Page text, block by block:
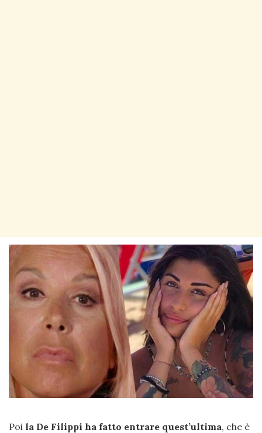
Poi la De Filippi ha fatto entrare quest’ultima, che è